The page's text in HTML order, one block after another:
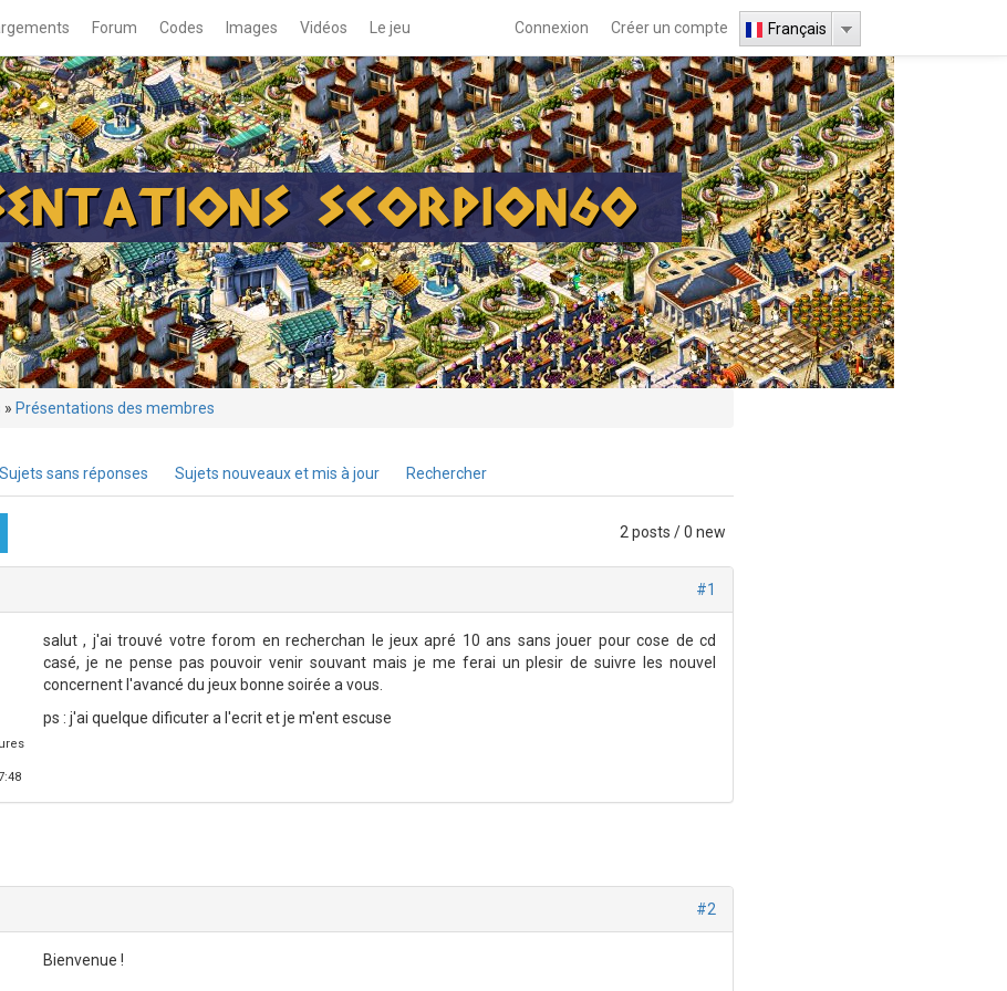
Forum Codes Images Vidéos Le jeu Français
Connexion Créer un compte
SCORPION60
» Présentations des membres
Sujets sans réponses Sujets nouveaux et mis à jour Rechercher
2 posts / 0 new
#1
salut , j'ai trouvé votre forom en recherchan le jeux apré 10 ans sans jouer pour cose de cd
casé, je ne pense pas pouvoir venir souvant mais je me ferai un plesir de suivre les nouvel
concernent l'avancé du jeux bonne soirée a vous.
ps : j'ai quelque dificuter a l'ecrit et je m'ent escuse
#2
Bienvenue !